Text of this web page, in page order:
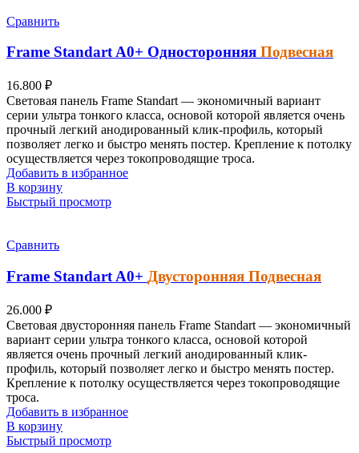
Сравнить
Frame StandartA0+ Односторонняя Подвесная
16.800 ₽
Световая панель Frame Standart — экономичный вариант
серии ультра тонкого класса, основой которой является очень
прочный легкий анодированный клик-профиль, который
позволяет легко и быстро менять постер. Крепление к потолку
осуществляется через токопроводящие троса.
Добавить в избранное
В корзину
Быстрый просмотр
Сравнить
Frame Standart A0+ Двусторонняя Подвесная
26.000 ₽
Световая двусторонняя панель Frame Standart — экономичный
вариант серии ультра тонкого класса, основой которой
является очень прочный легкий анодированный клик-
профиль, который позволяет легко и быстро менять постер.
Крепление к потолку осуществляется через токопроводящие
троса.
Добавить в избранное
В корзину
Быстрый просмотр